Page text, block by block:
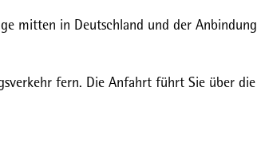
mitten in Deutschland und der Anbindung
fern. Die Anfahrt führt Sie über die